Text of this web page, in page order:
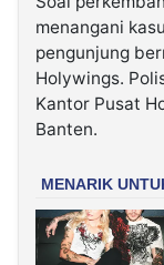
menangani
pengunjung
Holywings.
Kantor Pusat
Banten.